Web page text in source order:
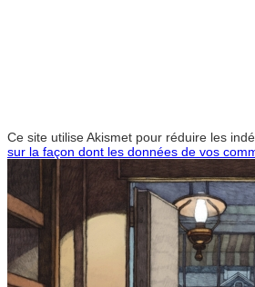
Ce site utilise Akismet pour réduire les
sur la façon dont les données de vos